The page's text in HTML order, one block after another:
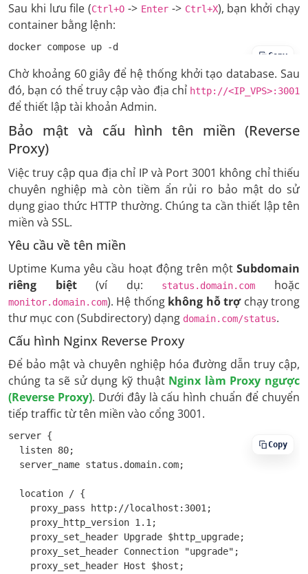
Sau khi lưu file (Ctrl+O -> Enter-> Ctrl+X), bạn khởi chạy
container bằng lệnh:
docker compose up -d
Copy
Chờ khoảng 60 giây để hệ thống khởi tạo database. Sau
đó, bạn có thể truy cập vào địa chỉ http://<IP_VPS>:3001
để thiết lập tài khoản Admin.
Bảo mật và cấu hình tên miền (Reverse
Proxy)
Việc truy cập qua địa chỉ IP và Port 3001 không chỉ thiếu
chuyên nghiệp mà còn tiềm ẩn rủi ro bảo mật do sử
dụng giao thức HTTP thường. Chúng ta cần thiết lập tên
miền và SSL.
Yêu cầu về tên miền
Uptime Kuma yêu cầu hoạt động trên một Subdomain
riêng biệt(ví dụ: status.domain.com hoặc
monitor.domain.com). Hệ thống không hỗ trợchạy trong
thư mục con (Subdirectory) dạng domain.com/status.
Cấu hình Nginx Reverse Proxy
Để bảo mật và chuyên nghiệp hóa đường dẫn truy cập,
chúng ta sẽ sử dụng kỹ thuật Nginx làm Proxy ngược
(Reverse Proxy). Dưới đây là cấu hình chuẩn để chuyển
tiếp traffic từ tên miền vào cổng 3001.
server {
  listen 80;
  server_name status.domain.com;
  location / {
    proxy_pass http://localhost:3001;
    proxy_http_version 1.1;
    proxy_set_header Upgrade $http_upgrade;
    proxy_set_header Connection "upgrade";
    proxy_set_header Host $host;
Copy